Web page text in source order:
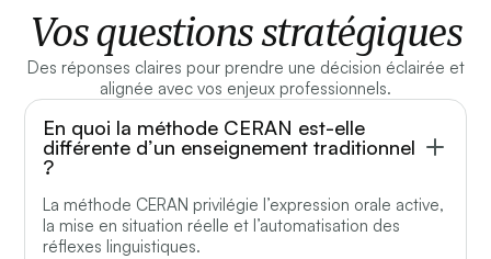
Vos questions stratégiques
Des réponses claires pour prendre une décision éclairée et
alignée avec vos enjeux professionnels.
En quoi la méthode CERAN est-elle
différente d’un enseignement traditionnel
?
La méthode CERAN privilégie l’expression orale active,
la mise en situation réelle et l’automatisation des
réflexes linguistiques.